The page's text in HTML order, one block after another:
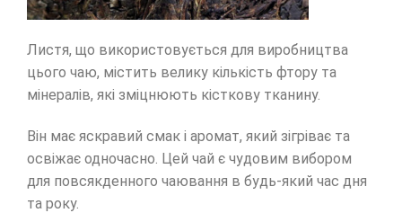
Листя, що використовується для виробництва
цього чаю, містить велику кількість фтору та
мінералів, які зміцнюють кісткову тканину.
Він має яскравий смак і аромат, який зігріває та
освіжає одночасно. Цей чай є чудовим вибором
для повсякденного чаювання в будь-який час дня
та року.